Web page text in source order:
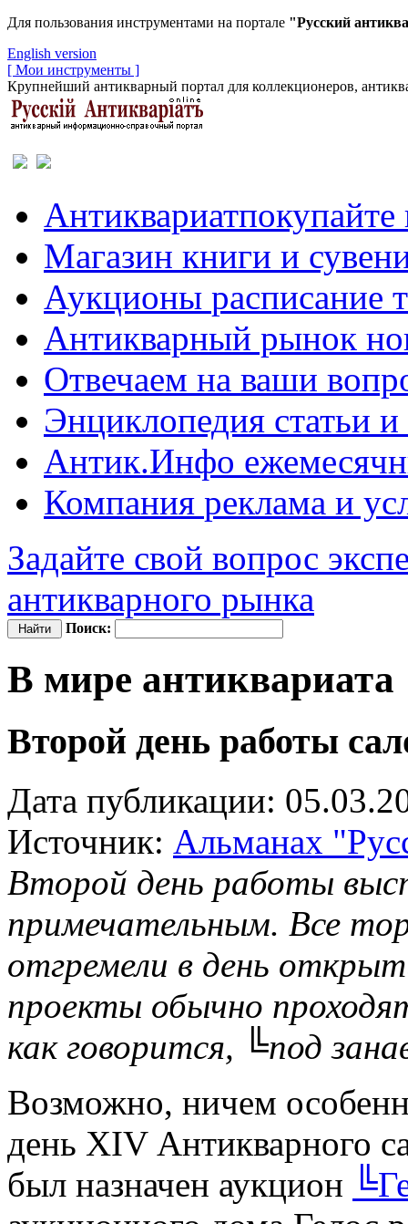
Для пользования инструментами на портале "Русский
English version
[ Мои инструменты ]
Крупнейший антикварный портал для коллекционеров,
Антиквариатпокупайте
Магазин книги и
Аукционы расписание
Антикварный рынок
Отвечаем на ваши
Энциклопедия статьи
Антик.Инфо
Компания реклама и
Задайте свой вопрос
антикварного рынка
Поиск:
В мире антиквариата
Второй день работы
Дата публикации:
Источник: Альманах
Второй день работы
примечательным. Все
отгремели в день
проекты обычно
как говорится, ╚под
Возможно, ничем
день XIV Антикварного
был назначен аукцион